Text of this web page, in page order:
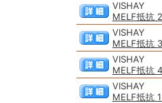
VISHAY
MELF抵抗
VISHAY
MELF抵抗
VISHAY
MELF抵抗
VISHAY
MELF抵抗